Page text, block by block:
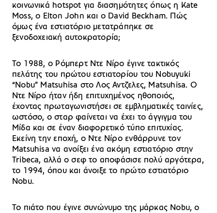
κοινωνικά hotspot για διασημότητες όπως η Kate
Moss, ο Elton John και ο David Beckham. Πώς
όμως ένα εστιατόριο μετατράπηκε σε
ξενοδοχειακή αυτοκρατορία;
Το 1988, ο Ρόμπερτ Ντε Νίρο έγινε τακτικός
πελάτης του πρώτου εστιατορίου του Nobuyuki
“Nobu” Matsuhisa στο Λος Αντζελες, Matsuhisa. Ο
Ντε Νίρο ήταν ήδη επιτυχημένος ηθοποιός,
έχοντας πρωταγωνιστήσει σε εμβληματικές ταινίες,
ωστόσο, ο σταρ φαίνεται να έχει το άγγιγμα του
Μίδα και σε έναν διαφορετικό τύπο επιτυχίας.
Εκείνη την εποχή, ο Ντε Νίρο ενθάρρυνε τον
Matsuhisa να ανοίξει ένα ακόμη εστιατόριο στην
Tribeca, αλλά ο σεφ το αποφάσισε πολύ αργότερα,
το 1994, όπου και άνοιξε το πρώτο εστιατόριο
Nobu.
Το πιάτο που έγινε συνώνυμο της μάρκας Nobu, ο